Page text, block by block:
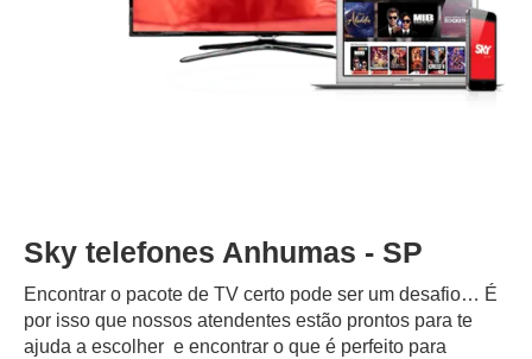
Sky telefones Anhumas - SP
Encontrar o pacote de TV certo pode ser um desafio… É
por isso que nossos atendentes estão prontos para te
ajuda a escolher e encontrar o que é perfeito para